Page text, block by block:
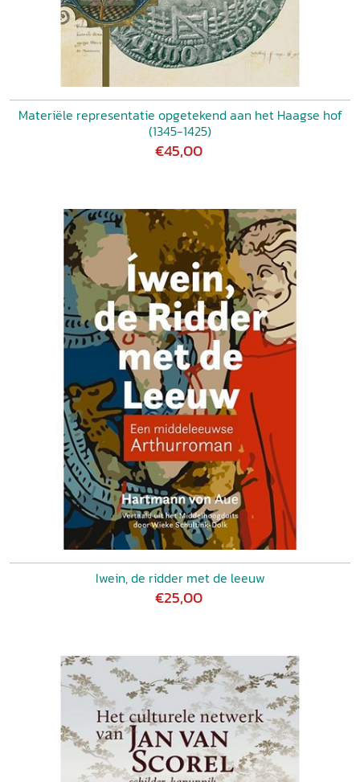
Materiële representatie opgetekend aan het Haagse hof
(1345-1425)
€45,00
Iwein, de ridder met de leeuw
€25,00